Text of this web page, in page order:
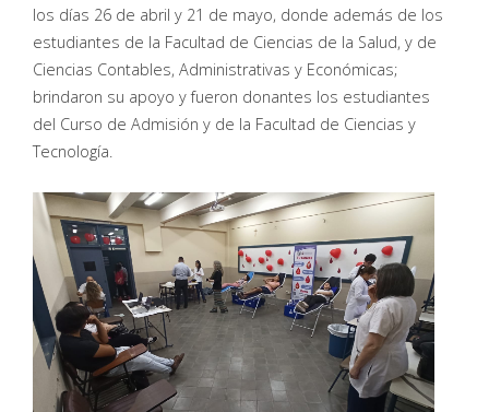
los días 26 de abril y 21 de mayo, donde además de los
estudiantes de la Facultad de Ciencias de la Salud, y de
Ciencias Contables, Administrativas y Económicas;
brindaron su apoyo y fueron donantes los estudiantes
del Curso de Admisión y de la Facultad de Ciencias y
Tecnología.